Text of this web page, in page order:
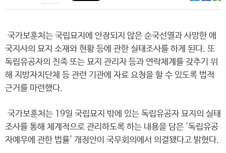
국가보훈처는 국립묘지에 안장되지 않은 순국선열과 사망한 애
국지사의 묘지 소재와 현황 등에 관한 실태조사를 하게 된다. 또
독립유공자의 친족 또는 묘지 관리자 등과 연락체계를 갖추기 위
해 지방자치단체 등 관련 기관에 자료 요청을 할 수 있도록 법적
근거를 마련했다.
국가보훈처는 19일 국립묘지 밖에 있는 독립유공자 묘지의 실태
조사를 통해 체계적으로 관리하도록 하는 내용을 담은 '독립유공
자예우에 관한 법률' 개정안이 국무회의에서 의결됐다고 밝혔다.